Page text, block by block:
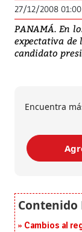
27/12/2008 01:00
PANAMÁ. En
expectativa de
candidato
Encuentra
Cambios al